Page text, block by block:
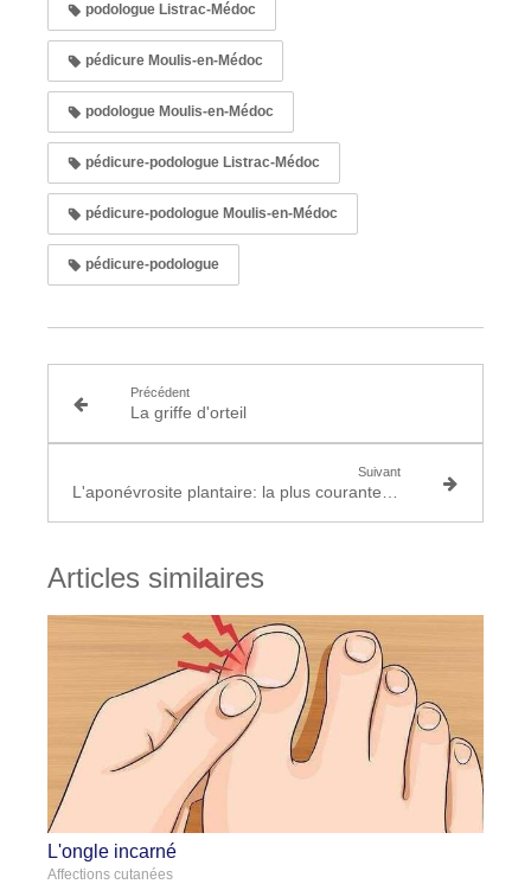
podologue Listrac-Médoc
pédicure Moulis-en-Médoc
podologue Moulis-en-Médoc
pédicure-podologue Listrac-Médoc
pédicure-podologue Moulis-en-Médoc
pédicure-podologue
Précédent
La griffe d'orteil
Suivant
Articles similaires
L'ongle incarné
Affections cutanées